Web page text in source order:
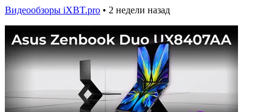
Видеообзоры iXBT.pro • 2 недели назад